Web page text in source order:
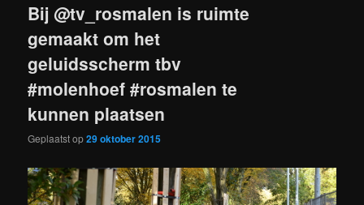
Bij @tv_rosmalen is ruimte
gemaakt om het
geluidsscherm tbv
#molenhoef #rosmalen te
kunnen plaatsen
Geplaatst op29 oktober 2015